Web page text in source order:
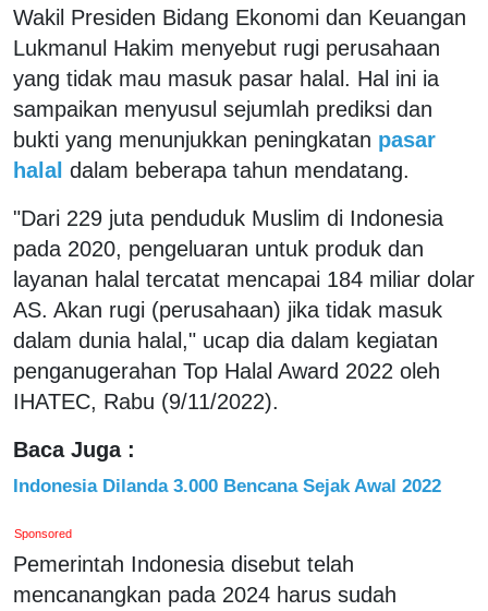
Wakil Presiden Bidang Ekonomi dan Keuangan
Lukmanul Hakim menyebut rugi perusahaan
yang tidak mau masuk pasar halal. Hal ini ia
sampaikan menyusul sejumlah prediksi dan
bukti yang menunjukkan peningkatan pasar
halal dalam beberapa tahun mendatang.
"Dari 229 juta penduduk Muslim di Indonesia
pada 2020, pengeluaran untuk produk dan
layanan halal tercatat mencapai 184 miliar dolar
AS. Akan rugi (perusahaan) jika tidak masuk
dalam dunia halal," ucap dia dalam kegiatan
penganugerahan Top Halal Award 2022 oleh
IHATEC, Rabu (9/11/2022).
Baca Juga :
Indonesia Dilanda 3.000 Bencana Sejak Awal 2022
Sponsored
Pemerintah Indonesia disebut telah
mencanangkan pada 2024 harus sudah